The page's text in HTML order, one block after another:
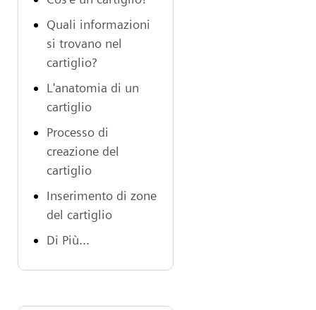
Quali informazioni
si trovano nel
cartiglio?
L'anatomia di un
cartiglio
Processo di
creazione del
cartiglio
Inserimento di zone
del cartiglio
Di Più...